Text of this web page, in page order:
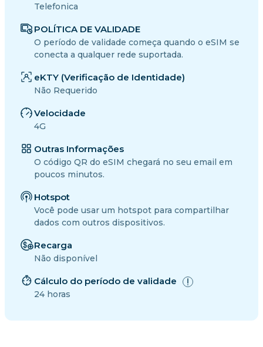
Telefonica
POLÍTICA DE VALIDADE
O período de validade começa quando o eSIM se
conecta a qualquer rede suportada.
eKTY (Verificação de Identidade)
Não Requerido
Velocidade
4G
Outras Informações
O código QR do eSIM chegará no seu email em
poucos minutos.
Hotspot
Você pode usar um hotspot para compartilhar
dados com outros dispositivos.
Recarga
Não disponível
Cálculo do período de validade
24 horas